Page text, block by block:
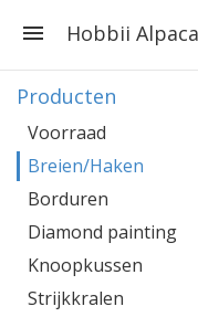
Hobbii
Producten
Voorraad
Breien/Haken
Borduren
Diamond painting
Knoopkussen
Strijkkralen